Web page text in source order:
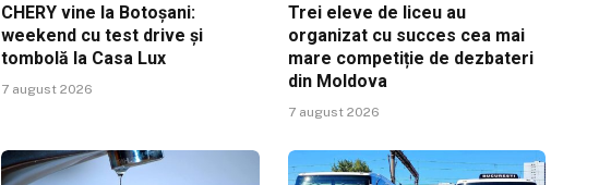
CHERY vine la Botoșani:
weekend cu test drive și
tombolă la Casa Lux
7 august 2026
Trei eleve de liceu au
organizat cu succes cea mai
mare competiție de dezbateri
din Moldova
7 august 2026